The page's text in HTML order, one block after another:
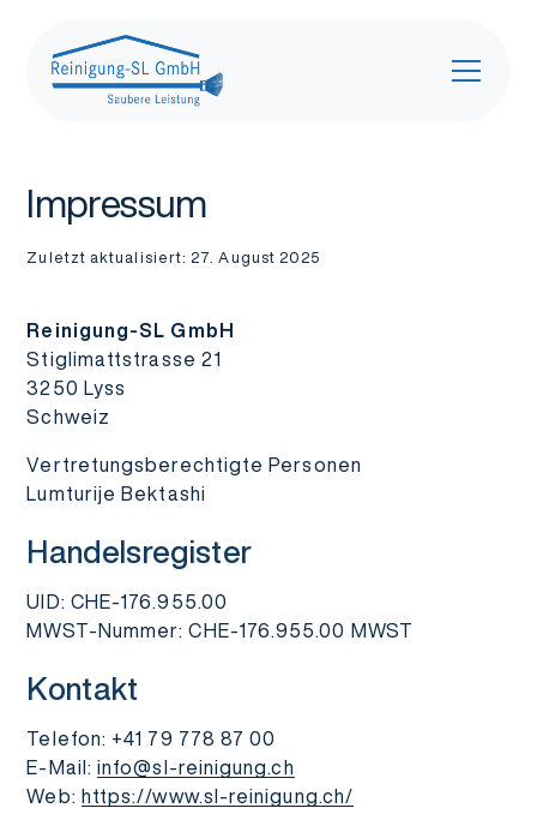
Impressum
Zuletzt aktualisiert: 27. August 2025
Reinigung-SL GmbH
Stiglimattstrasse 21
3250 Lyss
Schweiz
Vertretungsberechtigte Personen
Lumturije Bektashi
Handelsregister
UID: CHE-176.955.00
MWST-Nummer: CHE-176.955.00 MWST
Kontakt
Telefon: +41 79 778 87 00
E-Mail:info@sl-reinigung.ch
Web: https://www.sl-reinigung.ch/